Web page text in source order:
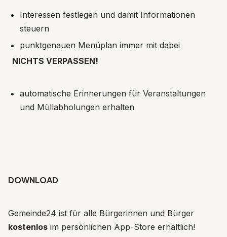
Interessen festlegen und damit Informationen
steuern
punktgenauen Menüplan immer mit dabei
NICHTS VERPASSEN!
automatische Erinnerungen für Veranstaltungen
und Müllabholungen erhalten
DOWNLOAD
Gemeinde24 ist für alle Bürgerinnen und Bürger
kostenlos im persönlichen App-Store erhältlich!